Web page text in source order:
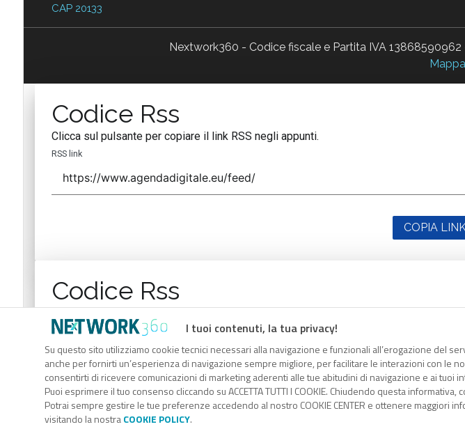
I tuoi contenuti, la tua privacy!
Su questo sito utilizziamo cookie tecnici necessari alla navigazione e funzionali all’erogazione del
anche per fornirti un’esperienza di navigazione sempre migliore, per facilitare le interazioni con le
consentirti di ricevere comunicazioni di marketing aderenti alle tue abitudini di navigazione e ai tuoi
Puoi esprimere il tuo consenso cliccando su ACCETTA TUTTI I COOKIE. Chiudendo questa informativa,
Potrai sempre gestire le tue preferenze accedendo al nostro COOKIE CENTER e ottenere maggiori
visitando la nostraCOOKIE POLICY.
CAP 20133
Nextwork360 - Codice fiscale e Partita IVA
Codice Rss
Clicca sul pulsante per copiare il link RSS negli appunti.
RSS link
COPIA
Codice Rss
RSS link
COPIA